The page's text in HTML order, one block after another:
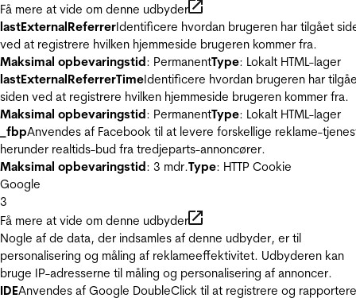
Få mere at vide om denne udbyder
lastExternalReferrerIdentificere hvordan brugeren har tilgået
ved at registrere hvilken hjemmeside brugeren kommer fra.
Maksimal opbevaringstid: PermanentType: Lokalt HTML-lager
lastExternalReferrerTimeIdentificere hvordan brugeren har
siden ved at registrere hvilken hjemmeside brugeren kommer fra.
Maksimal opbevaringstid: PermanentType: Lokalt HTML-lager
_fbpAnvendes af Facebook til at levere forskellige reklame-
herunder realtids-bud fra tredjeparts-annoncører.
Maksimal opbevaringstid: 3 mdr.Type: HTTP Cookie
Google
3
Få mere at vide om denne udbyder
Nogle af de data, der indsamles af denne udbyder, er til
personalisering og måling af reklameeffektivitet. Udbyderen kan
bruge IP-adresserne til måling og personalisering af annoncer.
IDEAnvendes af Google DoubleClick til at registrere og